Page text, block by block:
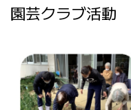
園芸クラブ活動